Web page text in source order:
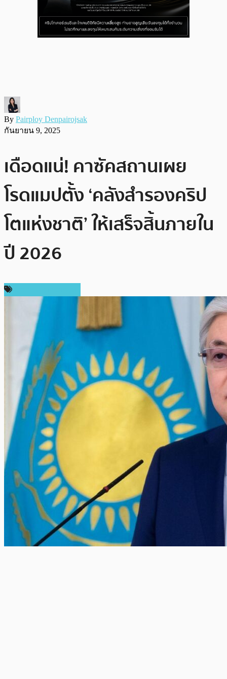
By Pairploy Denpairojsak
กันยายน 9, 2025
เดือดแน่! คาซัคสถานเผย
โรดแมปตั้ง ‘คลังสำรองคริป
โตแห่งชาติ’ ให้เสร็จสิ้นภายใน
ปี 2026